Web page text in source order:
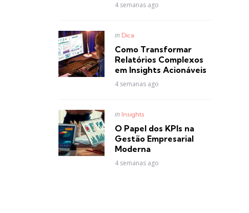
4 semanas ago
Posted
in Dica
Como Transformar
Relatórios Complexos
em Insights Acionáveis
4 semanas ago
Posted
in Insights
O Papel dos KPIs na
Gestão Empresarial
Moderna
4 semanas ago